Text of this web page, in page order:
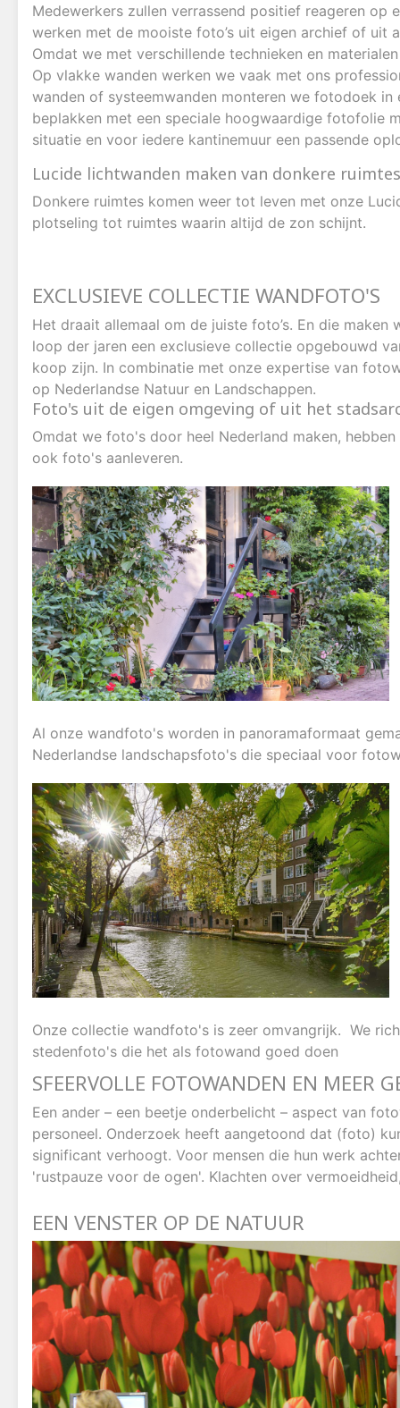
Medewerkers zullen verrassend positief reageren op
werken met de mooiste foto’s uit eigen archief of uit
Omdat we met verschillende technieken en
Op vlakke wanden werken we vaak met ons
wanden of systeemwanden monteren we fotodoek in
beplakken met een speciale hoogwaardige fotofolie
situatie en voor iedere kantinemuur een passende
Lucide lichtwanden maken van donkere
Donkere ruimtes komen weer tot leven met onze
plotseling tot ruimtes waarin altijd de zon schijnt.
EXCLUSIEVE COLLECTIE WANDFOTO'S
Het draait allemaal om de juiste foto’s. En die
loop der jaren een exclusieve collectie opgebouwd
koop zijn. In combinatie met onze expertise van
op Nederlandse Natuur en Landschappen.
Foto's uit de eigen omgeving of uit het
Omdat we foto's door heel Nederland maken,
ook foto's aanleveren.
Al onze wandfoto's worden in panoramaformaat
Nederlandse landschapsfoto's die speciaal voor
Onze collectie wandfoto's is zeer omvangrijk. We
stedenfoto's die het als fotowand goed doen
SFEERVOLLE FOTOWANDEN EN MEER
Een ander – een beetje onderbelicht – aspect van
personeel. Onderzoek heeft aangetoond dat (foto)
significant verhoogt. Voor mensen die hun werk
'rustpauze voor de ogen'. Klachten over
EEN VENSTER OP DE NATUUR